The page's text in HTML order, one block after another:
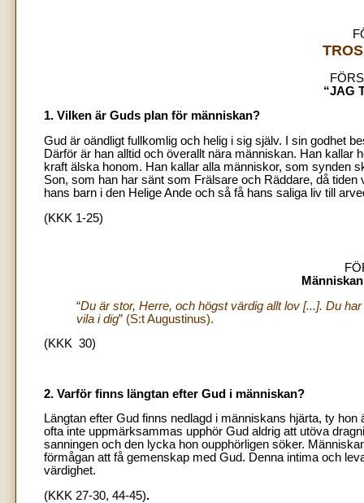
“JAG
1. Vilken är Guds plan för människan?
Gud är oändligt fullkomlig och helig i sig själv. I sin godhet
Därför är han alltid och överallt nära människan. Han kallar
kraft älska honom. Han kallar alla människor, som synden
Son, som han har sänt som Frälsare och Räddare, då
hans barn i den Helige Ande och så få hans saliga liv till
(KKK 1-25)
“Du är stor, Herre, och högst värdig allt lov [...]. Du
vila i dig” (S:t Augustinus).
(KKK 30)
2. Varför finns längtan efter Gud i människan?
Längtan efter Gud finns nedlagd i människans hjärta, ty
ofta inte uppmärksammas upphör Gud aldrig att utöva
sanningen och den lycka hon oupphörligen söker.
förmågan att få gemenskap med Gud. Denna intima och
värdighet.
(KKK 27-30, 44-45).